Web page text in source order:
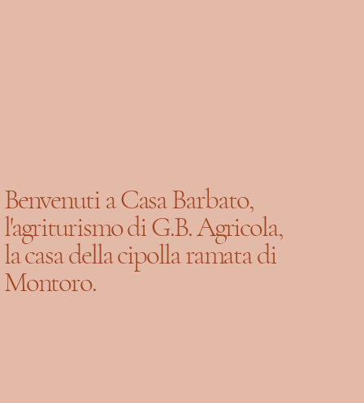
Benvenuti a Casa Barbato,
l'agriturismo di G.B. Agricola,
la casa della cipolla ramata di
Montoro.